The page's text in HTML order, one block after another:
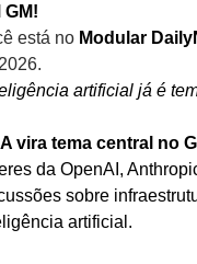
GM!
está no Modular
artificial já é
vira tema central no
da OpenAI,
sobre
artificial.